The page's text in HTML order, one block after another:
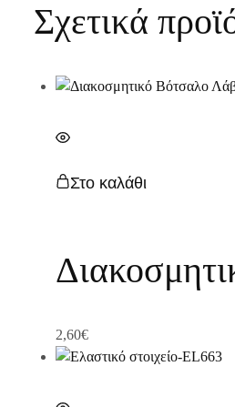
Σχετικά
Στο καλάθι
2,60€